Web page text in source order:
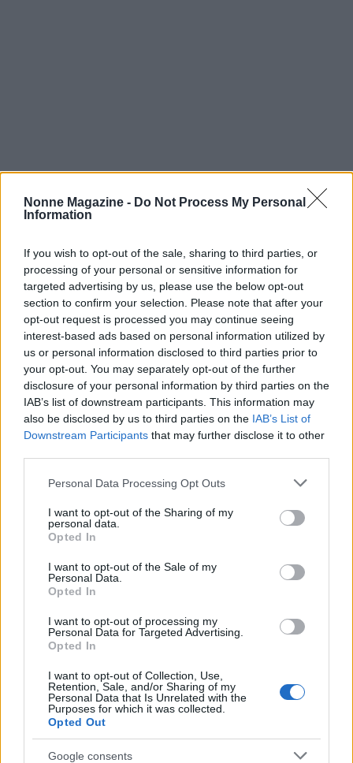
Nonne Magazine - Do Not Process My Personal
Information
If you wish to opt-out of the sale, sharing to third parties, or
processing of your personal or sensitive information for
targeted advertising by us, please use the below opt-out
section to confirm your selection. Please note that after your
opt-out request is processed you may continue seeing
interest-based ads based on personal information utilized by
us or personal information disclosed to third parties prior to
your opt-out. You may separately opt-out of the further
disclosure of your personal information by third parties on the
IAB’s list of downstream participants. This information may
also be disclosed by us to third parties on the IAB’s List of
Downstream Participants that may further disclose it to other
Please note that this website/app uses one or more Google
not limited to your visit or usage behaviour. You may click to
grant or deny consent to Google and its third-party tags to
use your data for below specified purposes in below Google
consent section.
Personal Data Processing Opt Outs
I want to opt-out of the Sharing of my
personal data.
Opted In
I want to opt-out of the Sale of my
Personal Data.
Opted In
I want to opt-out of processing my
Personal Data for Targeted Advertising.
Opted In
I want to opt-out of Collection, Use,
Retention, Sale, and/or Sharing of my
Personal Data that Is Unrelated with the
Purposes for which it was collected.
Opted Out
Google consents
Continua a leggere
NEWS
Papa Leone XIV incontra i giovani ad Assisi: il richiamo
Matteo Pellegrino · 6 Ago 2026